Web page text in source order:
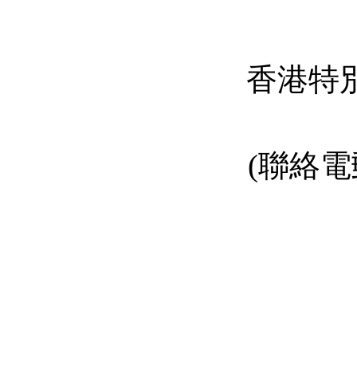
香港特
(聯絡